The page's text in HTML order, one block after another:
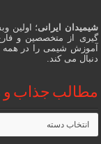
شیمیدان ایرانی؛ اولین
گیری از متخصصین و
آموزش شیمی را در همه
دنبال می کند.
مطالب جذاب و
مطالب
جذاب
و